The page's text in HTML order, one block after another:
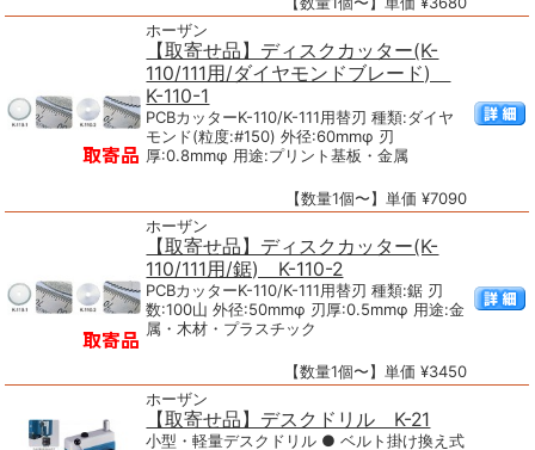
ホーザン
【取寄せ品】ディスクカッター(K-
110/111用/ダイヤモンドブレード)
K-110-1
PCBカッターK-110/K-111用替刃 種類:ダイヤ
モンド(粒度:#150) 外径:60mmφ 刃
厚:0.8mmφ 用途:プリント基板・金属
【数量1個〜】単価 ¥7090
ホーザン
【取寄せ品】ディスクカッター(K-
110/111用/鋸) K-110-2
PCBカッターK-110/K-111用替刃 種類:鋸 刃
数:100山 外径:50mmφ 刃厚:0.5mmφ 用途:金
属・木材・プラスチック
【数量1個〜】単価 ¥3450
ホーザン
【取寄せ品】デスクドリル K-21
小型・軽量デスクドリル ● ベルト掛け換え式